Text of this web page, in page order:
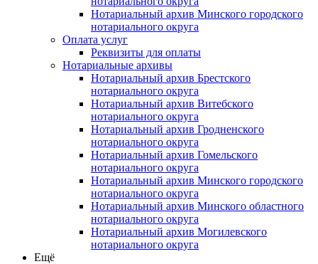
Нотариальный архив Минского городского
нотариального округа
Оплата услуг
Реквизиты для оплаты
Нотариальные архивы
Нотариальный архив Брестского
нотариального округа
Нотариальный архив Витебского
нотариального округа
Нотариальный архив Гродненского
нотариального округа
Нотариальный архив Гомельского
нотариального округа
Нотариальный архив Минского городского
нотариального округа
Нотариальный архив Минского областного
нотариального округа
Нотариальный архив Могилевского
нотариального округа
Ещё